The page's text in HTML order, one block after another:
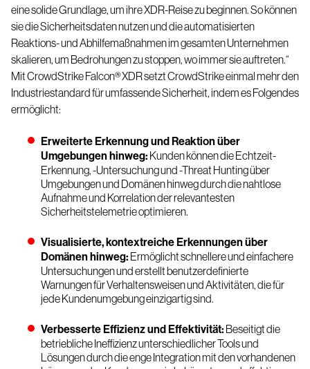
eine solide Grundlage, um ihre XDR-Reise zu beginnen. So können
sie die Sicherheitsdaten nutzen und die automatisierten
Reaktions- und Abhilfemaßnahmen im gesamten Unternehmen
skalieren, um Bedrohungen zu stoppen, wo immer sie auftreten.“
MitCrowdStrike Falcon® XDRsetzt CrowdStrike einmal mehr den
Industriestandard für umfassende Sicherheit, indem es Folgendes
ermöglicht:
Erweiterte Erkennung und Reaktion über
Umgebungen hinweg: Kunden können die Echtzeit-
Erkennung, -Untersuchung und -Threat Hunting über
Umgebungen und Domänen hinweg durch die nahtlose
Aufnahme und Korrelation der relevantesten
Sicherheitstelemetrie optimieren.
Visualisierte, kontextreiche Erkennungen über
Domänen hinweg: Ermöglicht schnellere und einfachere
Untersuchungen und erstellt benutzerdefinierte
Warnungen für Verhaltensweisen und Aktivitäten, die für
jede Kundenumgebung einzigartig sind.
Verbesserte Effizienz und Effektivität: Beseitigt die
betriebliche Ineffizienz unterschiedlicher Tools und
Lösungen durch die enge Integration mit den vorhandenen